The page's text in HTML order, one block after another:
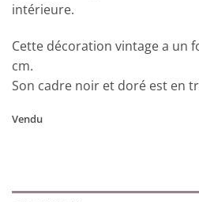
intérieure.
Cette décoration vintage a un
cm.
Son cadre noir et doré est en
Vendu